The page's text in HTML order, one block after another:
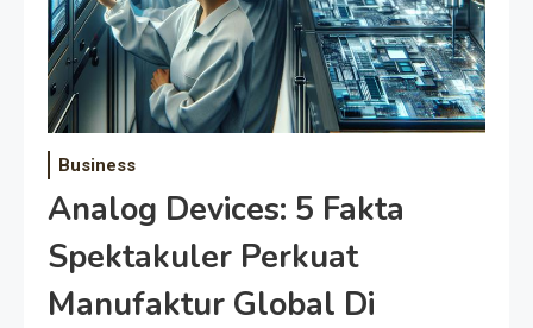
Business
Analog Devices: 5 Fakta
Spektakuler Perkuat
Manufaktur Global Di